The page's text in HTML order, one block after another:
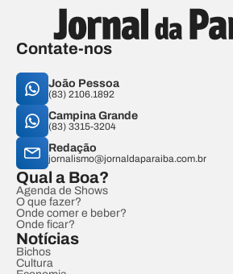
Contate-nos
João Pessoa
(83) 2106.1892
Campina Grande
(83) 3315-3204
Redação
jornalismo@jornaldaparaiba.com.br
Qual a Boa?
Agenda de Shows
O que fazer?
Onde comer e beber?
Onde ficar?
Notícias
Bichos
Cultura